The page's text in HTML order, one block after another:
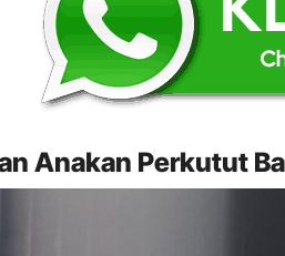
Anakan Perkutut